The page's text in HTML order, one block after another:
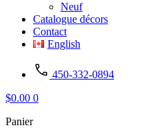
Neuf
Catalogue décors
Contact
English
450-332-0894
$0.00 0
Panier